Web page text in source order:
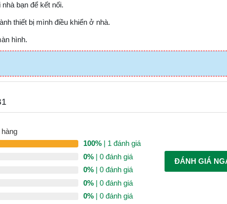
bạn để kết nối.
thiết bị mình điều khiển ở nhà.
hình.
100% | 1 đánh giá
0% | 0 đánh giá
0% | 0 đánh giá
0% | 0 đánh giá
0% | 0 đánh giá
ĐÁNH GIÁ